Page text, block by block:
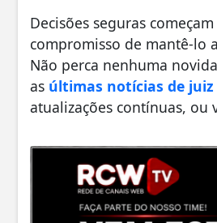
Decisões seguras
compromisso de mantê-lo
Não perca nenhuma
as últimas notícias de
atualizações contínuas, ou